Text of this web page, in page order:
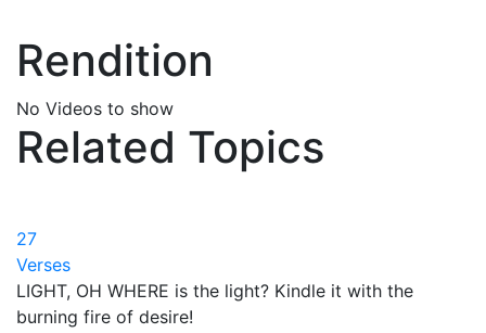
Rendition
No Videos to show
Related Topics
27
Verses
LIGHT, OH WHERE is the light? Kindle it with the
burning fire of desire!